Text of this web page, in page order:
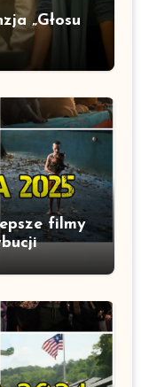
„Głosu
filmy